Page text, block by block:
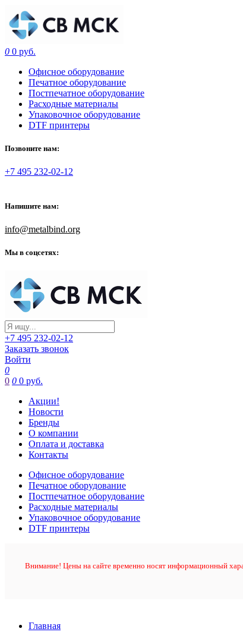
0 0 руб.
Офисное оборудование
Печатное оборудование
Постпечатное оборудование
Расходные материалы
Упаковочное оборудование
DTF принтеры
Позвоните нам:
+7 495 232-02-12
Напишите нам:
info@metalbind.org
Мы в соцсетях:
+7 495 232-02-12
Заказать звонок
Войти
0
0 0 0 руб.
Акции!
Новости
Бренды
О компании
Оплата и доставка
Контакты
Офисное оборудование
Печатное оборудование
Постпечатное оборудование
Расходные материалы
Упаковочное оборудование
DTF принтеры
Внимание! Цены на сайте временно носят информационный
Главная